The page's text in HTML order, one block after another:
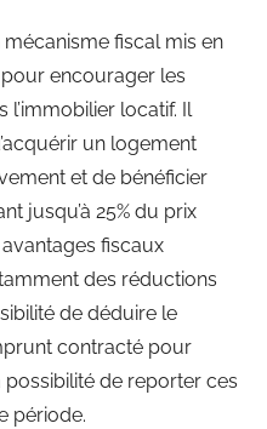
mécanisme fiscal mis en
encourager les
l’immobilier locatif. Il
un logement
et de bénéficier
jusqu’à 25% du prix
fiscaux
des réductions
de déduire le
contracté pour
possibilité de reporter ces
période.